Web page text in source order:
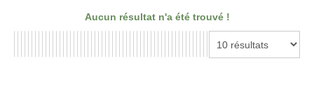
Aucun résultat n'a été trouvé !